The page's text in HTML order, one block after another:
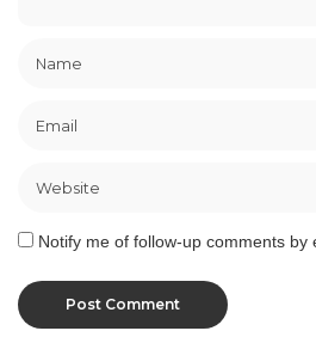
Notify me of follow-up comments by